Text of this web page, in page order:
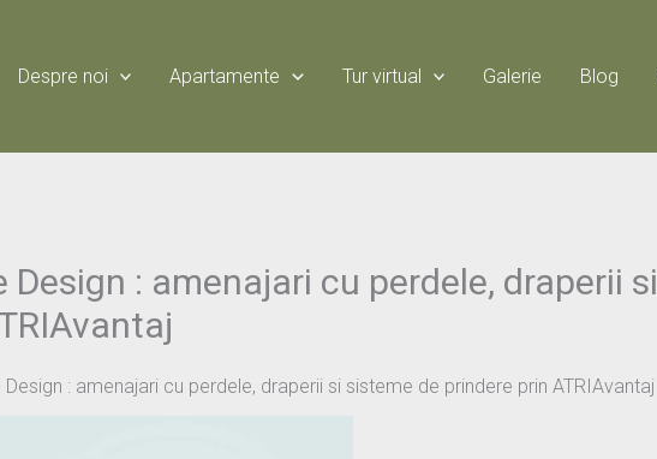
Despre noi Apartamente Tur virtual Galerie Blog
Design : amenajari cu perdele, draperii si
Design : amenajari cu perdele, draperii si sisteme de prindere prin ATRIAvantaj